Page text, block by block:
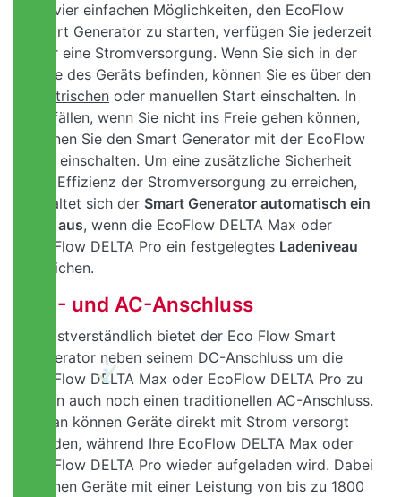
Mit vier einfachen Möglichkeiten, den EcoFlow
Smart Generator zu starten, verfügen Sie jederzeit
über eine Stromversorgung. Wenn Sie sich in der
Nähe des Geräts befinden, können Sie es über den
elektrischen oder manuellen Start einschalten. In
Notfällen, wenn Sie nicht ins Freie gehen können,
können Sie den Smart Generator mit der EcoFlow
App einschalten. Um eine zusätzliche Sicherheit
und Effizienz der Stromversorgung zu erreichen,
schaltet sich der Smart Generator automatisch ein
und aus, wenn die EcoFlow DELTA Max oder
EcoFlow DELTA Pro ein festgelegtes Ladeniveau
erreichen.
DC- und AC-Anschluss
Selbstverständlich bietet der Eco Flow Smart
Generator neben seinem DC-Anschluss um die
EcoFlow DELTA Max oder EcoFlow DELTA Pro zu
laden auch noch einen traditionellen AC-Anschluss.
Daran können Geräte direkt mit Strom versorgt
werden, während Ihre EcoFlow DELTA Max oder
EcoFlow DELTA Pro wieder aufgeladen wird. Dabei
können Geräte mit einer Leistung von bis zu 1800